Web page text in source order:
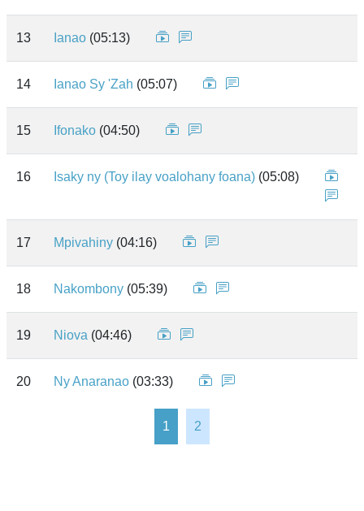
13 Ianao (05:13)
14 Ianao Sy 'Zah (05:07)
15 Ifonako (04:50)
16 Isaky ny (Toy ilay voalohany foana) (05:08)
17 Mpivahiny (04:16)
18 Nakombony (05:39)
19 Niova (04:46)
20 Ny Anaranao (03:33)
1 2